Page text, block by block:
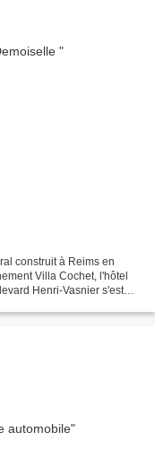
construit à Reims en
Villa Cochet, l'hôtel
Henri-Vasnier s'est